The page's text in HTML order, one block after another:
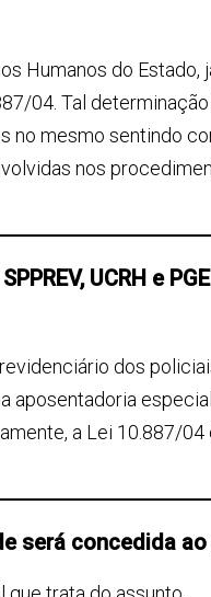
Humanos do Estado,
04. Tal
no mesmo sentindo
nos
UCRH e
dos
aposentadoria
a Lei 10.887/04
será concedida